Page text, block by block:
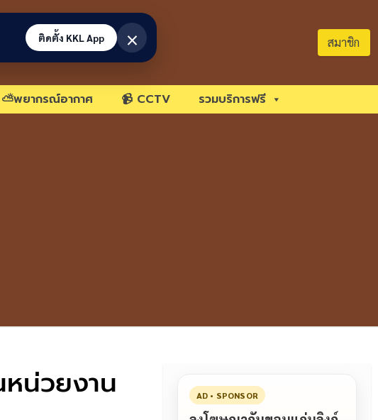
สมาชิก
⛅พยากรณ์อากาศ 📹 CCTV รวมบริการฟรี
น่วยงาน AD • SPONSOR
ติดตั้ง KKL App ×